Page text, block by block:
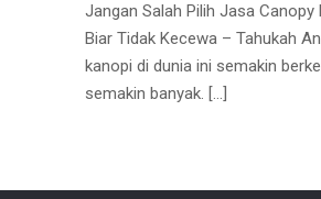
Jangan Salah Pilih Jasa Canopy
Biar Tidak Kecewa – Tahukah
kanopi di dunia ini semakin
semakin banyak. […]